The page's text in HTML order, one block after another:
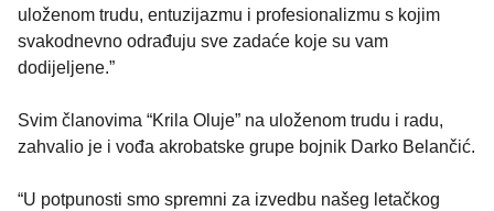
uloženom trudu, entuzijazmu i profesionalizmu s kojim
svakodnevno odrađuju sve zadaće koje su vam
dodijeljene.”
Svim članovima “Krila Oluje” na uloženom trudu i radu,
zahvalio je i vođa akrobatske grupe bojnik Darko Belančić.
“U potpunosti smo spremni za izvedbu našeg letačkog